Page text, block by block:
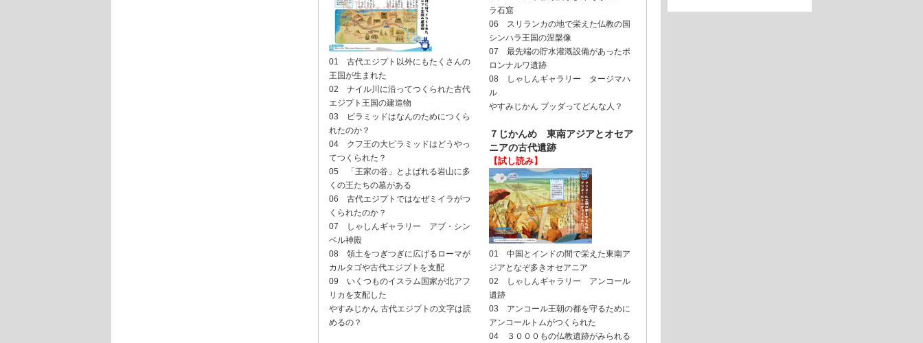
01 古代エジプト以外にもたくさんの
王国が生まれた
02 ナイル川に沿ってつくられた古代
エジプト王国の建造物
03 ピラミッドはなんのためにつくら
れたのか？
04 クフ王の大ピラミッドはどうやっ
てつくられた？
05 「王家の谷」とよばれる岩山に多
くの王たちの墓がある
06 古代エジプトではなぜミイラがつ
くられたのか？
07 しゃしんギャラリー アブ・シン
ベル神殿
08 領土をつぎつぎに広げるローマが
カルタゴや古代エジプトを支配
09 いくつものイスラム国家が北アフ
リカを支配した
やすみじかん 古代エジプトの文字は読
めるの？
ラ石窟
06 スリランカの地で栄えた仏教の国
シンハラ王国の涅槃像
07 最先端の貯水灌漑設備があったポ
ロンナルワ遺跡
08 しゃしんギャラリー タージマハ
ル
やすみじかん ブッダってどんな人？
７じかんめ 東南アジアとオセア
ニアの古代遺跡
【試し読み】
01 中国とインドの間で栄えた東南ア
ジアとなぞ多きオセアニア
02 しゃしんギャラリー アンコール
遺跡
03 アンコール王朝の都を守るために
アンコールトムがつくられた
04 ３０００もの仏教遺跡がみられる